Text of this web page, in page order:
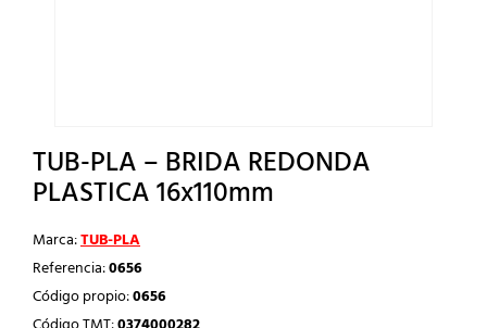
TUB-PLA – BRIDA REDONDA
PLASTICA 16x110mm
Marca:TUB-PLA
Referencia:0656
Código propio:0656